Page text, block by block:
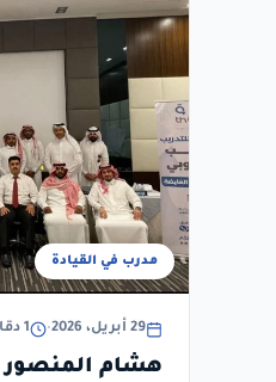
مدرب في القيادة
29 أبريل، 2026 • 1 دقائق قراءة
هشام